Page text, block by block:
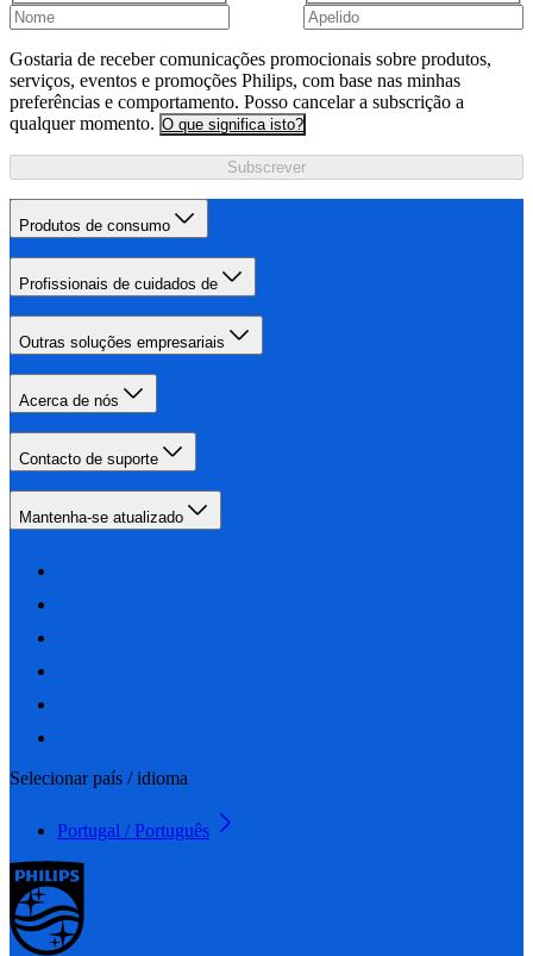
Gostaria de receber comunicações promocionais sobre produtos,
serviços, eventos e promoções Philips, com base nas minhas
preferências e comportamento. Posso cancelar a subscrição a
qualquer momento. O que significa isto?
Subscrever
Produtos de consumo
Profissionais de cuidados de
Outras soluções empresariais
Acerca de nós
Contacto de suporte
Mantenha-se atualizado
Selecionar país / idioma
Portugal / Português